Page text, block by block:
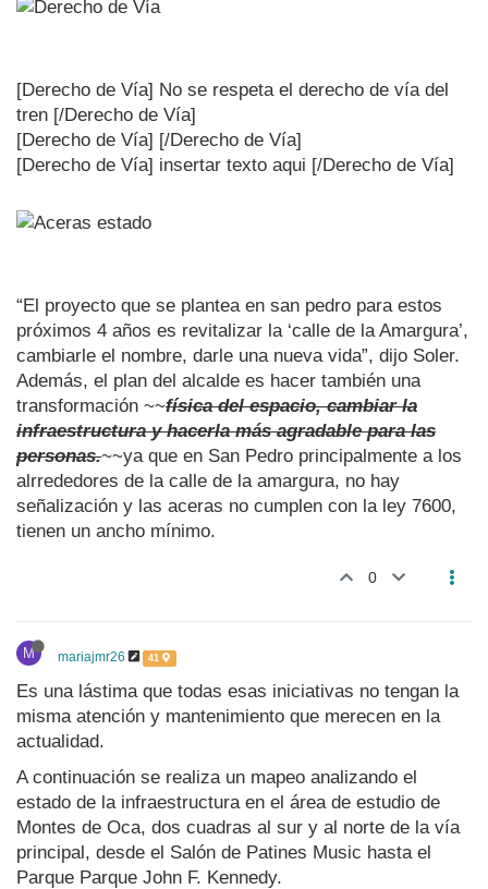
[Derecho de Vía] No se respeta el derecho de vía del
tren [/Derecho de Vía]
[Derecho de Vía] [/Derecho de Vía]
[Derecho de Vía] insertar texto aqui [/Derecho de Vía]
“El proyecto que se plantea en san pedro para estos
próximos 4 años es revitalizar la ‘calle de la Amargura’,
cambiarle el nombre, darle una nueva vida”, dijo Soler.
Además, el plan del alcalde es hacer también una
transformación ~~física del espacio, cambiar la
infraestructura y hacerla más agradable para las
personas.~~ya que en San Pedro principalmente a los
alrrededores de la calle de la amargura, no hay
señalización y las aceras no cumplen con la ley 7600,
tienen un ancho mínimo.
0
M mariajmr26 41
Es una lástima que todas esas iniciativas no tengan la
misma atención y mantenimiento que merecen en la
actualidad.
A continuación se realiza un mapeo analizando el
estado de la infraestructura en el área de estudio de
Montes de Oca, dos cuadras al sur y al norte de la vía
principal, desde el Salón de Patines Music hasta el
Parque Parque John F. Kennedy.